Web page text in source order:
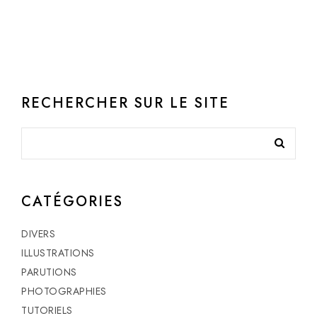
RECHERCHER SUR LE SITE
CATÉGORIES
DIVERS
ILLUSTRATIONS
PARUTIONS
PHOTOGRAPHIES
TUTORIELS